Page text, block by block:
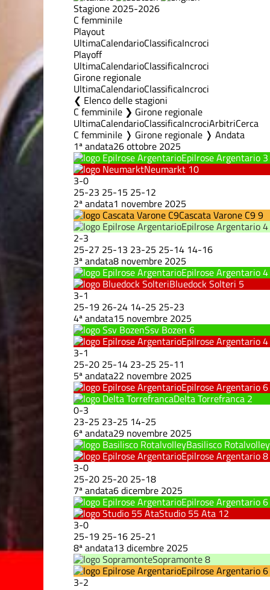
Stagione 2025-2026
C femminile
Playout
UltimaCalendarioClassificaIncroci
Playoff
UltimaCalendarioClassificaIncroci
Girone regionale
UltimaCalendarioClassificaIncroci
Elenco delle stagioni
C femminile ❯ Girone regionale
UltimaCalendarioClassificaIncrociArbitriCerca
C femminile ❭ Girone regionale ❭ Andata
1ª andata26 ottobre 2025
Epilrose Argentario 3
Neumarkt 10
3-0
25-23 25-15 25-12
2ª andata1 novembre 2025
Cascata Varone C99
Epilrose Argentario4
2-3
25-27 25-13 23-25 25-14 14-16
3ª andata8 novembre 2025
Epilrose Argentario4
Bluedock Solteri 5
3-1
25-19 26-24 14-25 25-23
4ª andata15 novembre 2025
Ssv Bozen 6
Epilrose Argentario4
3-1
25-20 25-14 23-25 25-11
5ª andata22 novembre 2025
Epilrose Argentario6
Delta Torrefranca 2
0-3
23-25 23-25 14-25
6ª andata29 novembre 2025
Basilisco Rotalvolley
Epilrose Argentario8
3-0
25-20 25-20 25-18
7ª andata6 dicembre 2025
Epilrose Argentario6
Studio 55 Ata 12
3-0
25-19 25-16 25-21
8ª andata13 dicembre 2025
Sopramonte8
Epilrose Argentario6
3-2